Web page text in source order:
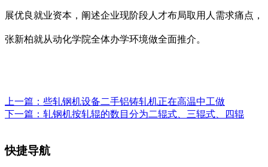
展优良就业资本，阐述企业现阶段人才布局取用人需求痛点，
张新柏就从动化学院全体办学环境做全面推介。
上一篇： 些轧钢机设备二手铝铸轧机正在高温中工做
下一篇： 轧钢机按轧辊的数目分为二辊式、三辊式、四辊
快捷导航